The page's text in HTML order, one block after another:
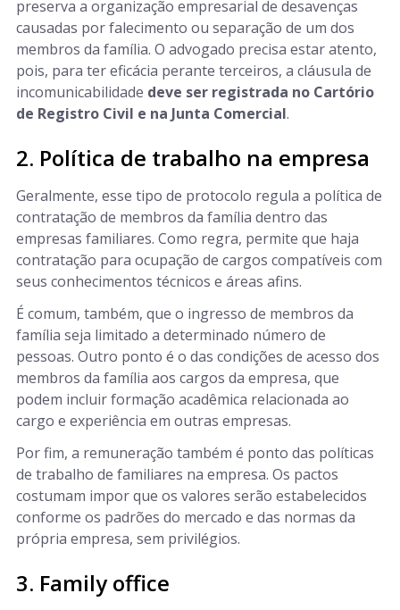
preserva a organização empresarial de desavenças
causadas por falecimento ou separação de um dos
membros da família. O advogado precisa estar atento,
pois, para ter eficácia perante terceiros, a cláusula de
incomunicabilidade deve ser registrada no Cartório
de Registro Civil e na Junta Comercial.
2. Política de trabalho na empresa
Geralmente, esse tipo de protocolo regula a política de
contratação de membros da família dentro das
empresas familiares. Como regra, permite que haja
contratação para ocupação de cargos compatíveis com
seus conhecimentos técnicos e áreas afins.
É comum, também, que o ingresso de membros da
família seja limitado a determinado número de
pessoas. Outro ponto é o das condições de acesso dos
membros da família aos cargos da empresa, que
podem incluir formação acadêmica relacionada ao
cargo e experiência em outras empresas.
Por fim, a remuneração também é ponto das políticas
de trabalho de familiares na empresa. Os pactos
costumam impor que os valores serão estabelecidos
conforme os padrões do mercado e das normas da
própria empresa, sem privilégios.
3. Family office